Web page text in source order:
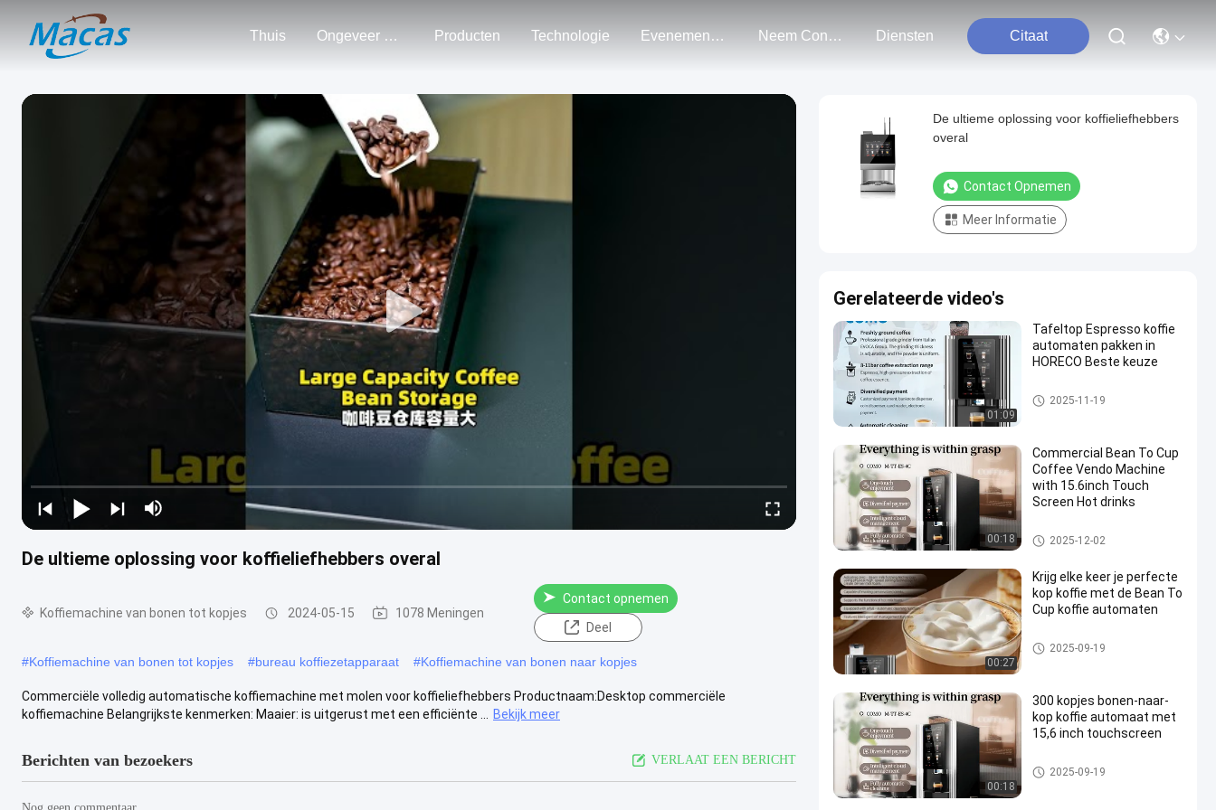
Thuis Ongeveer Ons Producten Technologie Evenementen Neem Contact Met Ons Op Diensten Citaat
De ultieme oplossing voor koffieliefhebbers overal
Koffiemachine van bonen tot kopjes 2024-05-15 1078 Meningen
Contact opnemen
Deel
#Koffiemachine van bonen tot kopjes #bureau koffiezetapparaat #Koffiemachine van bonen naar kopjes
Commerciële volledig automatische koffiemachine met molen voor koffieliefhebbers Productnaam:Desktop commerciële
koffiemachine Belangrijkste kenmerken: Maaier: is uitgerust met een efficiënte ...
Bekijk meer
Berichten van bezoekers VERLAAT EEN BERICHT
Nog geen commentaar
De ultieme oplossing voor koffieliefhebbers
overal
Contact Opnemen
Meer Informatie
Gerelateerde video's
01:09
Tafeltop Espresso koffie
automaten pakken in
HORECO Beste keuze
Koffiemachine van bonen tot k
opjes
2025-11-19
00:18
Commercial Bean To Cup
Coffee Vendo Machine
with 15.6inch Touch
Screen Hot drinks
Koffiemachine van bonen tot k
opjes
2025-12-02
00:27
Krijg elke keer je perfecte
kop koffie met de Bean To
Cup koffie automaten
Koffiemachine van bonen tot k
opjes
2025-09-19
00:18
300 kopjes bonen-naar-
kop koffie automaat met
15,6 inch touchscreen
Koffiemachine van bonen tot k
opjes
2025-09-19